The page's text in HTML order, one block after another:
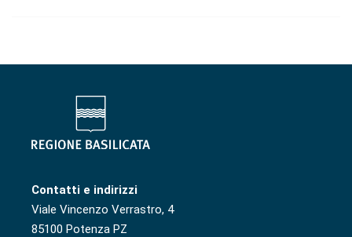
Contatti e indirizzi
Viale Vincenzo Verrastro, 4
85100 Potenza PZ